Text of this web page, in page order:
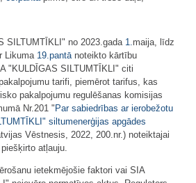
SILTUMTĪKLI" no 2023.gada 1.maija, līdz
Likuma 19.pantānoteikto kārtību
"KULDĪGAS SILTUMTĪKLI" citi
tarifi, piemērot tarifus, kas
pakalpojumu regulēšanas komisijas
Nr.201 " Par sabiedrības ar ierobežotu
siltumenerģijas apgādes
Vēstnesis, 2022, 200.nr.) noteiktajai
atļauju.
ietekmējošie faktori vai SIA